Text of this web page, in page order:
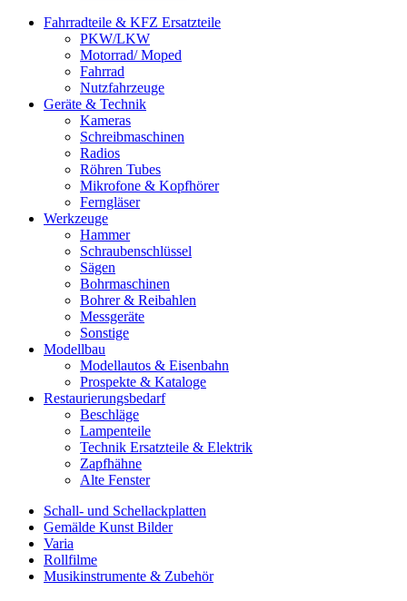
Fahrradteile & KFZ Ersatzteile
PKW/LKW
Motorrad/ Moped
Fahrrad
Nutzfahrzeuge
Geräte & Technik
Kameras
Schreibmaschinen
Radios
Röhren Tubes
Mikrofone & Kopfhörer
Ferngläser
Werkzeuge
Hammer
Schraubenschlüssel
Sägen
Bohrmaschinen
Bohrer & Reibahlen
Messgeräte
Sonstige
Modellbau
Modellautos & Eisenbahn
Prospekte & Kataloge
Restaurierungsbedarf
Beschläge
Lampenteile
Technik Ersatzteile & Elektrik
Zapfhähne
Alte Fenster
Schall- und Schellackplatten
Gemälde Kunst Bilder
Varia
Rollfilme
Musikinstrumente & Zubehör